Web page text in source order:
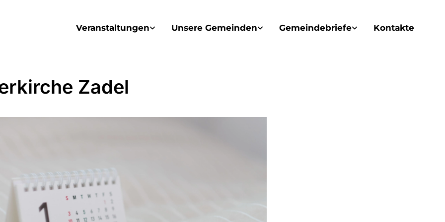
Veranstaltungen Unsere Gemeinden Gemeindebriefe Kontakte
Zadel